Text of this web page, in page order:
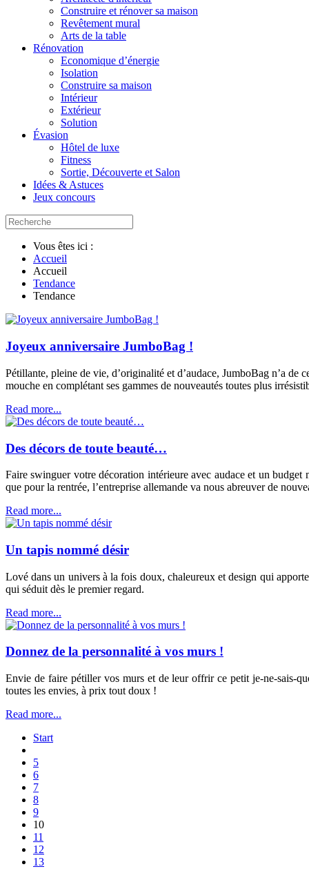
Construire et rénover sa maison
Revêtement mural
Arts de la table
Rénovation
Economique d’énergie
Isolation
Construire sa maison
Intérieur
Extérieur
Solution
Évasion
Hôtel de luxe
Fitness
Sortie, Découverte et Salon
Idées & Astuces
Jeux concours
Vous êtes ici :
Accueil
Accueil
Tendance
Tendance
Joyeux anniversaire JumboBag !
Pétillante, pleine de vie, d’originalité et d’audace, JumboBag n’a de
mouche en complétant ses gammes de nouveautés toutes plus
Read more...
Des décors de toute beauté…
Faire swinguer votre décoration intérieure avec audace et un
que pour la rentrée, l’entreprise allemande va nous abreuver de
Read more...
Un tapis nommé désir
Lové dans un univers à la fois doux, chaleureux et design qui
qui séduit dès le premier regard.
Read more...
Donnez de la personnalité à vos murs !
Envie de faire pétiller vos murs et de leur offrir ce petit je-ne-sais-
toutes les envies, à prix tout doux !
Read more...
Start
5
6
7
8
9
10
11
12
13